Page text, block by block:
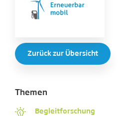
Zurück zur Übersicht
Themen
Begleitforschung